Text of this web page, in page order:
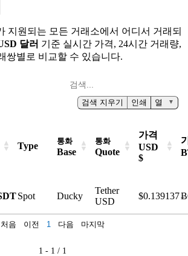
지원되는 모든 거래소에서 어디서 거래되
달러 기준 실시간 가격, 24시간 거래량,
쌍별로 비교할 수 있습니다.
검색 지우기 인쇄 열 ▼
Type 통화
Base
통화
Quote
가격
USD
$
Spot Ducky
Tether
USD
$0.139137
1 - 1 / 1
처음 이전 1 다음 마지막